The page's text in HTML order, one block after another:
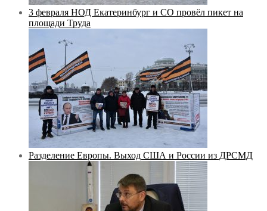
3 февраля НОД Екатеринбург и СО провёл пикет на
площади Труда
Разделение Европы. Выход США и России из ДРСМД